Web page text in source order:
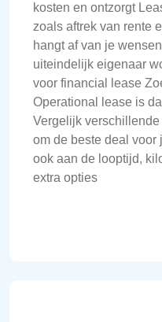
kosten en ontzorgt
zoals aftrek van rente
hangt af van je
uiteindelijk eigenaar
voor financial lease
Operational lease is
Vergelijk
om de beste deal
ook aan de looptijd,
extra opties